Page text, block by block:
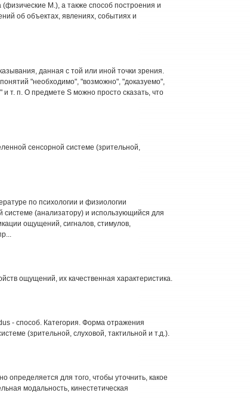
М.), а также способ построения и
об объектах, явлениях, событиях и
данная с той или иной точки зрения.
"необходимо", "возможно", "доказуемо",
т. п. О предмете S можно просто сказать, что
сенсорной системе (зрительной,
по психологии и физиологии
(анализатору) и использующийся для
ощущений, сигналов, стимулов,
ощущений, их качественная характеристика.
- способ. Категория. Форма отражения
(зрительной, слуховой, тактильной и т.д.).
для того, чтобы уточнить, какое
модальность, кинестетическая